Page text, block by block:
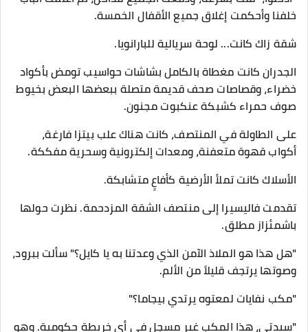
خلفنا وأحكمت إغلاق جميع الأقفال الخمسة.
​شقة زاك كانت... لوحة سريالية للبارانويا.
​الجدران كانت مغطاة بالكامل بشاشات حواسيب تومض بأكواد
خضراء، وقصاصات صحف قديمة متصلة ببعضها البعض بخيوط
صوف حمراء كشبكة عنكبوت مجنون.
​على الطاولة في المنتصف، كانت هناك علب بيتزا فارغة،
أكواب قهوة متعفنة، ومعدات إلكترونية وسحرية مفككة.
الأسلاك كانت تملأ الأرضية كأفاعٍ متشابكة.
​تقدمت فاليسيرا إلى منتصف الشقة المزدحمة. نظرت حولها
باشمئزاز مطلق.
​"هل هذا هو الملاذ الآمن الذي وعدتنا به يا كايل؟" سألت ببرود،
وصوتها يرتجف قليلاً من الألم.
"مكب نفايات لمعتوه يرتدي بيجاما؟"
​"سيدتي، هذا المكب غير مسجل في أي خريطة حكومية. وهو